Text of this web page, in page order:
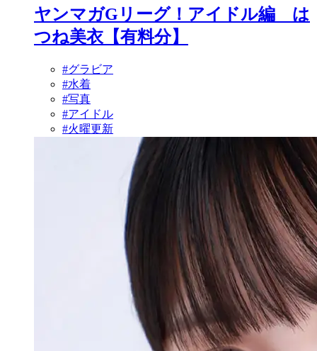
ヤンマガGリーグ！アイドル編 は
つね美衣【有料分】
#グラビア
#水着
#写真
#アイドル
#火曜更新